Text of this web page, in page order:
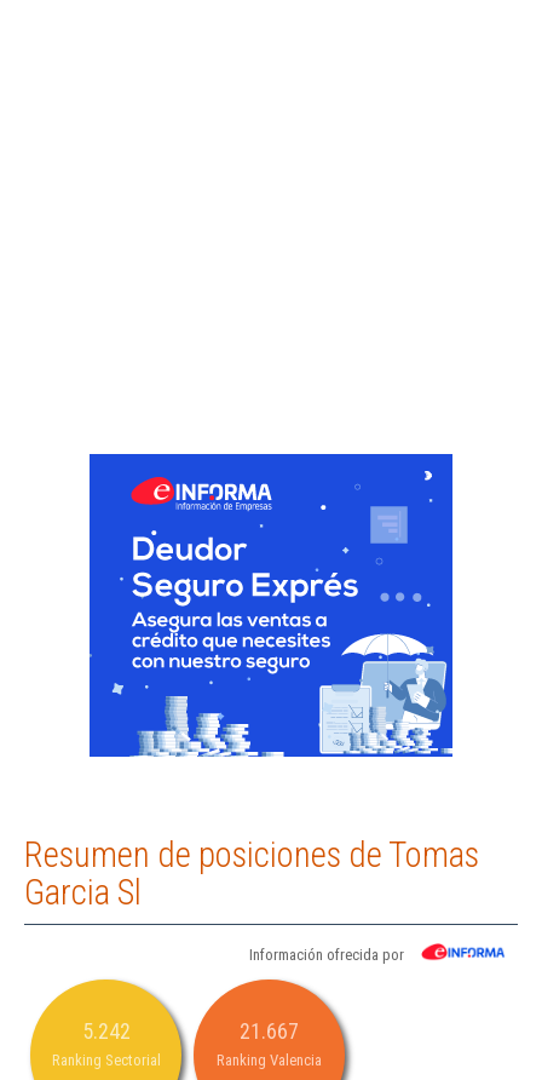
Resumen de posiciones de Tomas
Garcia Sl
Información ofrecida por
5.242
Ranking Sectorial
21.667
Ranking Valencia